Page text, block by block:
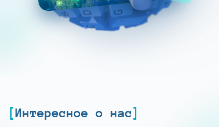
Интересное о нас